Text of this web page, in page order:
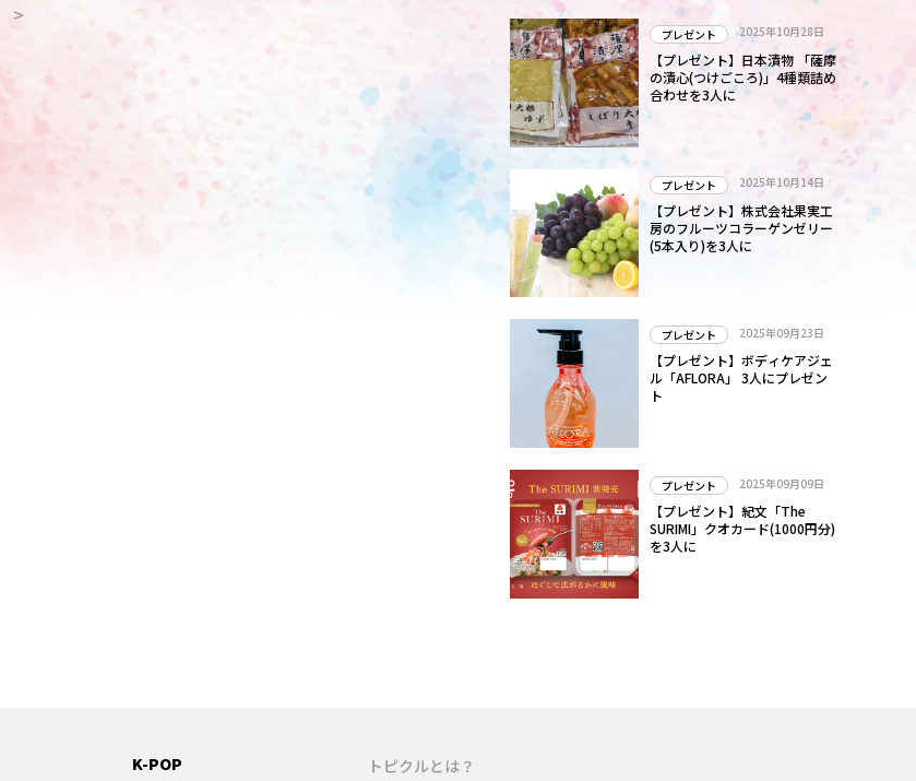
>
プレゼント 2025年10月28日
【プレゼント】日本漬物 「薩摩
の漬心(つけごころ)」4種類詰め
合わせを3人に
プレゼント 2025年10月14日
【プレゼント】株式会社果実工
房のフルーツコラーゲンゼリー
(5本入り)を3人に
プレゼント 2025年09月23日
【プレゼント】ボディケアジェ
ル「AFLORA」 3人にプレゼン
ト
プレゼント 2025年09月09日
【プレゼント】紀文「The
SURIMI」クオカード(1000円分)
を3人に
K-POP
トピクルとは？